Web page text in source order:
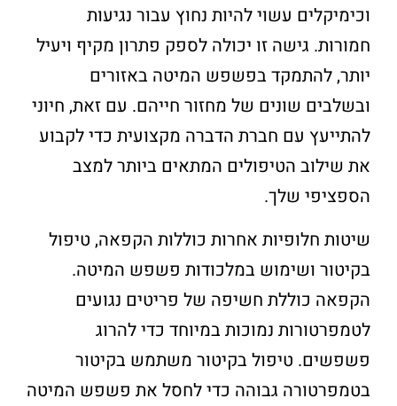
וכימיקלים עשוי להיות נחוץ עבור נגיעות
חמורות. גישה זו יכולה לספק פתרון מקיף ויעיל
יותר, להתמקד בפשפש המיטה באזורים
ובשלבים שונים של מחזור חייהם. עם זאת, חיוני
להתייעץ עם חברת הדברה מקצועית כדי לקבוע
את שילוב הטיפולים המתאים ביותר למצב
הספציפי שלך.
שיטות חלופיות אחרות כוללות הקפאה, טיפול
בקיטור ושימוש במלכודות פשפש המיטה.
הקפאה כוללת חשיפה של פריטים נגועים
לטמפרטורות נמוכות במיוחד כדי להרוג
פשפשים. טיפול בקיטור משתמש בקיטור
בטמפרטורה גבוהה כדי לחסל את פשפש המיטה